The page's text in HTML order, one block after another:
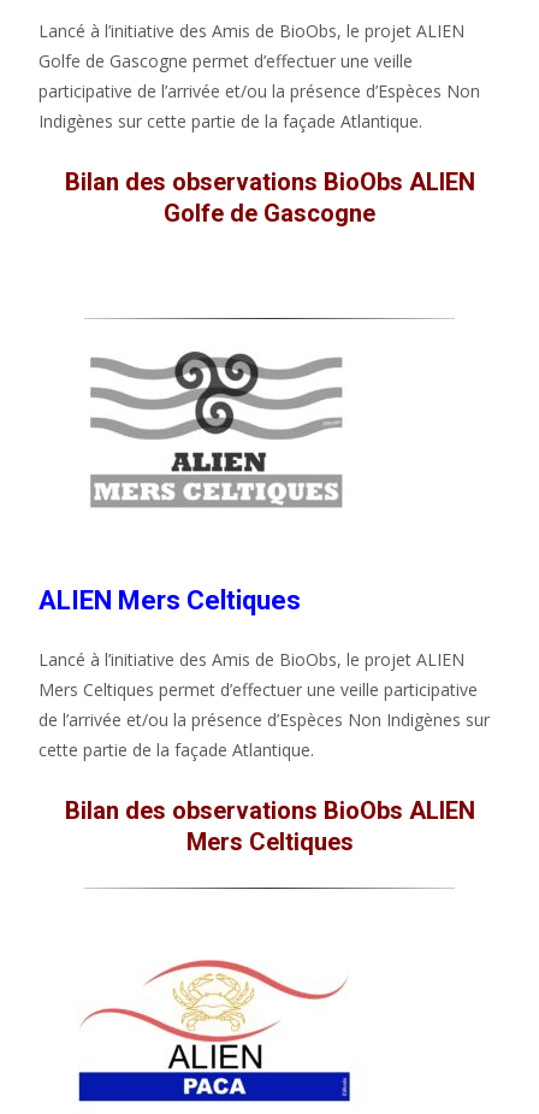
Lancé à l’initiative des Amis de BioObs, le projet ALIEN
Golfe de Gascogne permet d’effectuer une veille
participative de l’arrivée et/ou la présence d’Espèces Non
Indigènes sur cette partie de la façade Atlantique.
Bilan des observations BioObs ALIEN
Golfe de Gascogne
ALIEN Mers Celtiques
Lancé à l’initiative des Amis de BioObs, le projet ALIEN
Mers Celtiques permet d’effectuer une veille participative
de l’arrivée et/ou la présence d’Espèces Non Indigènes sur
cette partie de la façade Atlantique.
Bilan des observations BioObs ALIEN
Mers Celtiques